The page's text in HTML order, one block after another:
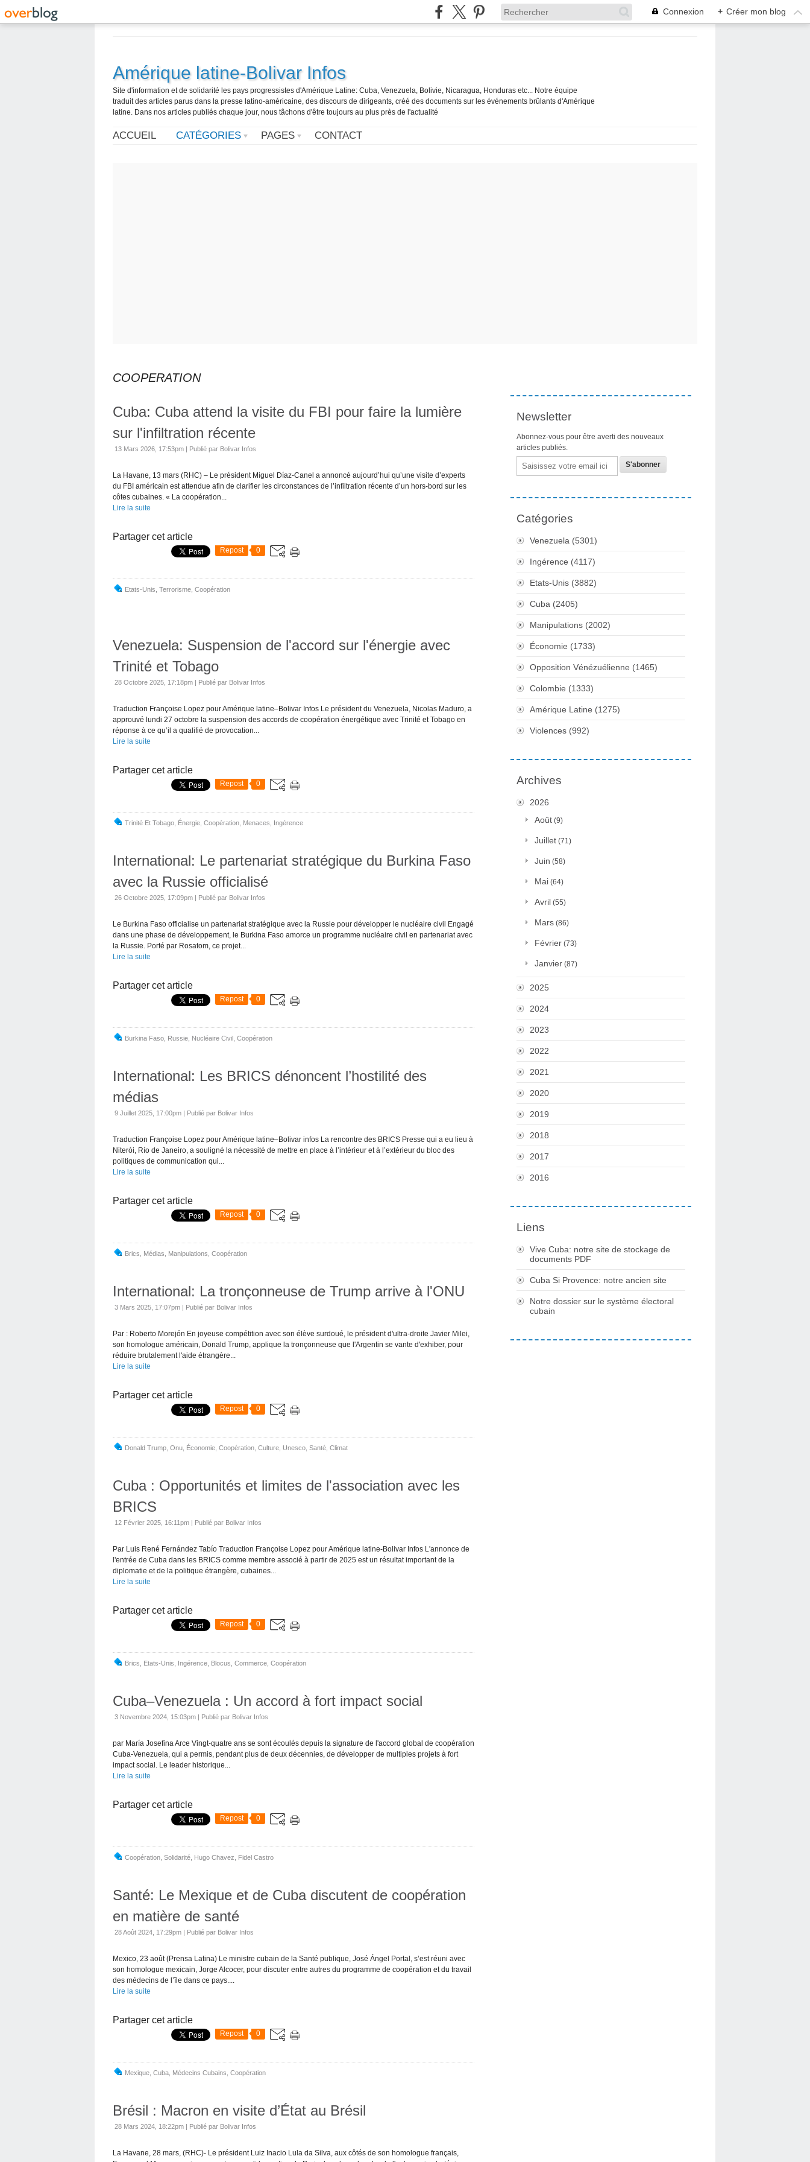
Connexion + Créer mon blog
Amérique latine-Bolivar Infos
Site d'information et de solidarité les pays progressistes d'Amérique Latine: Cuba, Venezuela, Bolivie, Nicaragua, Honduras etc... Notre équipe
traduit des articles parus dans la presse latino-américaine, des discours de dirigeants, créé des documents sur les événements brûlants d'Amérique
latine. Dans nos articles publiés chaque jour, nous tâchons d'être toujours au plus près de l'actualité
ACCUEIL CATÉGORIES PAGES CONTACT
COOPERATION
Cuba: Cuba attend la visite du FBI pour faire la lumière
sur l'infiltration récente
13 Mars 2026, 17:53pm | Publié par Bolivar Infos
La Havane, 13 mars (RHC) – Le président Miguel Díaz-Canel a annoncé aujourd’hui qu’une visite d’experts
du FBI américain est attendue afin de clarifier les circonstances de l’infiltration récente d’un hors-bord sur les
côtes cubaines. « La coopération...
Lire la suite
Partager cet article
Repost 0
Etats-Unis Terrorisme Coopération
Venezuela: Suspension de l'accord sur l'énergie avec
Trinité et Tobago
28 Octobre 2025, 17:18pm | Publié par Bolivar Infos
Traduction Françoise Lopez pour Amérique latine–Bolivar Infos Le président du Venezuela, Nicolas Maduro, a
approuvé lundi 27 octobre la suspension des accords de coopération énergétique avec Trinité et Tobago en
réponse à ce qu’il a qualifié de provocation...
Lire la suite
Partager cet article
Repost 0
Trinité Et Tobago Énergie Coopération Menaces Ingérence
International: Le partenariat stratégique du Burkina Faso
avec la Russie officialisé
26 Octobre 2025, 17:09pm | Publié par Bolivar Infos
Le Burkina Faso officialise un partenariat stratégique avec la Russie pour développer le nucléaire civil Engagé
dans une phase de développement, le Burkina Faso amorce un programme nucléaire civil en partenariat avec
la Russie. Porté par Rosatom, ce projet...
Lire la suite
Partager cet article
Repost 0
Burkina Faso Russie Nucléaire Civil Coopération
International: Les BRICS dénoncent l’hostilité des
médias
9 Juillet 2025, 17:00pm | Publié par Bolivar Infos
Traduction Françoise Lopez pour Amérique latine–Bolivar infos La rencontre des BRICS Presse qui a eu lieu à
Niterói, Río de Janeiro, a souligné la nécessité de mettre en place à l’intérieur et à l’extérieur du bloc des
politiques de communication qui...
Lire la suite
Partager cet article
Repost 0
Brics Médias Manipulations Coopération
International: La tronçonneuse de Trump arrive à l'ONU
3 Mars 2025, 17:07pm | Publié par Bolivar Infos
Par : Roberto Morejón En joyeuse compétition avec son élève surdoué, le président d'ultra-droite Javier Milei,
son homologue américain, Donald Trump, applique la tronçonneuse que l'Argentin se vante d'exhiber, pour
réduire brutalement l'aide étrangère...
Lire la suite
Partager cet article
Repost 0
Donald Trump Onu Économie Coopération Culture Unesco Santé Climat
Cuba : Opportunités et limites de l'association avec les
BRICS
12 Février 2025, 16:11pm | Publié par Bolivar Infos
Par Luis René Fernández Tabío Traduction Françoise Lopez pour Amérique latine-Bolivar Infos L'annonce de
l'entrée de Cuba dans les BRICS comme membre associé à partir de 2025 est un résultat important de la
diplomatie et de la politique étrangère, cubaines...
Lire la suite
Partager cet article
Repost 0
Brics Etats-Unis Ingérence Blocus Commerce Coopération
Cuba–Venezuela : Un accord à fort impact social
3 Novembre 2024, 15:03pm | Publié par Bolivar Infos
par María Josefina Arce Vingt-quatre ans se sont écoulés depuis la signature de l'accord global de coopération
Cuba-Venezuela, qui a permis, pendant plus de deux décennies, de développer de multiples projets à fort
impact social. Le leader historique...
Lire la suite
Partager cet article
Repost 0
Coopération Solidarité Hugo Chavez Fidel Castro
Santé: Le Mexique et de Cuba discutent de coopération
en matière de santé
28 Août 2024, 17:29pm | Publié par Bolivar Infos
Mexico, 23 août (Prensa Latina) Le ministre cubain de la Santé publique, José Ángel Portal, s’est réuni avec
son homologue mexicain, Jorge Alcocer, pour discuter entre autres du programme de coopération et du travail
des médecins de l’île dans ce pays....
Lire la suite
Partager cet article
Repost 0
Mexique Cuba Médecins Cubains Coopération
Brésil : Macron en visite d’État au Brésil
28 Mars 2024, 18:22pm | Publié par Bolivar Infos
La Havane, 28 mars, (RHC)- Le président Luiz Inacio Lula da Silva, aux côtés de son homologue français,
Newsletter
Abonnez-vous pour être averti des nouveaux
articles publiés.
Email
Catégories
Venezuela (5301)
Ingérence (4117)
Etats-Unis (3882)
Cuba (2405)
Manipulations (2002)
Économie (1733)
Opposition Vénézuélienne (1465)
Colombie (1333)
Amérique Latine (1275)
Violences (992)
Archives
2026
Août (9)
Juillet (71)
Juin (58)
Mai (64)
Avril (55)
Mars (86)
Février (73)
Janvier (87)
2025
2024
2023
2022
2021
2020
2019
2018
2017
2016
Liens
Vive Cuba: notre site de stockage de
documents PDF
Cuba Si Provence: notre ancien site
Notre dossier sur le système électoral
cubain